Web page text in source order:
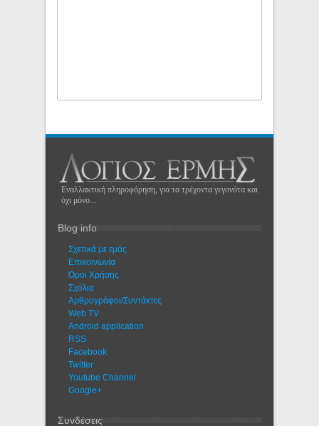
Εναλλακτική πληροφόρηση, για τα τρέχοντα γεγονότα και
όχι μόνο...
Blog info
Σχετικά με εμάς
Eπικοινωνία
Όροι Χρήσης
Σχόλια
Αρθρογράφοι/Συντάκτες
Web TV
Android application
RSS
Facebook
Twitter
Youtube Channel
Google+
Συνδέσεις